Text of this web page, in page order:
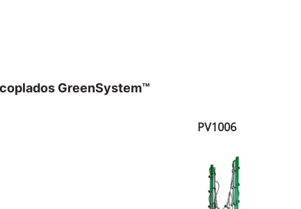
GreenSystem™
PV1006